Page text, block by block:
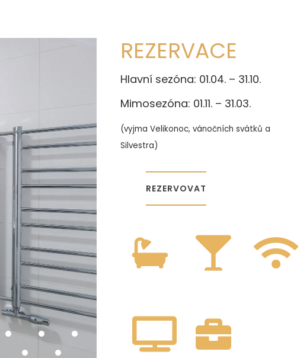
REZERVACE
Hlavní sezóna: 01.04. – 31.10.
Mimosezóna: 01.11. – 31.03.
(vyjma Velikonoc, vánočních svátků a
Silvestra)
REZERVOVAT